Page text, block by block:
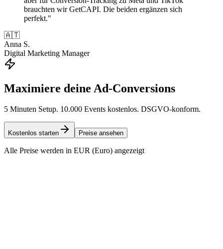
brauchten wir GetCAPI. Die beiden ergänzen sich
perfekt."
🇦🇹
Anna S.
Digital Marketing Manager
Maximiere deine Ad-Conversions
5 Minuten Setup. 10.000 Events kostenlos. DSGVO-konform.
Kostenlos starten Preise ansehen
Alle Preise werden in EUR (Euro) angezeigt